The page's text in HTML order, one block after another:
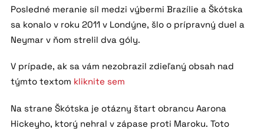
Posledné meranie síl medzi výbermi Brazílie a Škótska
sa konalo v roku 2011 v Londýne, šlo o prípravný duel a
Neymar v ňom strelil dva góly.
V prípade, ak sa vám nezobrazil zdieľaný obsah nad
týmto textom kliknite sem
Na strane Škótska je otázny štart obrancu Aarona
Hickeyho, ktorý nehral v zápase proti Maroku. Toto